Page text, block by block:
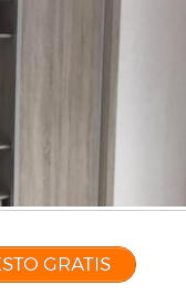
GRATIS